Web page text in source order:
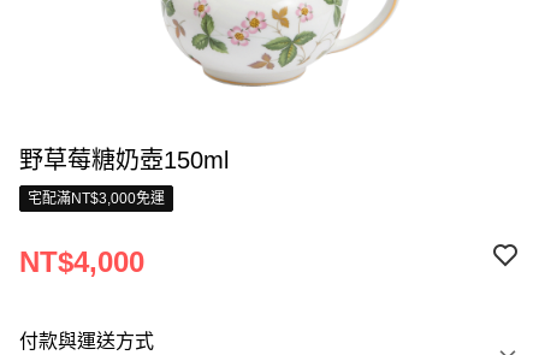
野草莓糖奶壺150ml
宅配滿NT$3,000免運
NT$4,000
付款與運送方式